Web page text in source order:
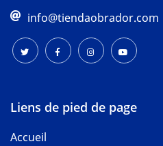
info@tiendaobrador.com
Liens de pied de page
Accueil